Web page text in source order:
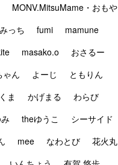
MONV.MitsuMame・おもや
っち
fumi
mamune
masako.o
おさるー
ゃん
よーじ
ともりん
ま
かげまる
わらび
theゆうこ
シーサイド
mee なわとび
花火丸